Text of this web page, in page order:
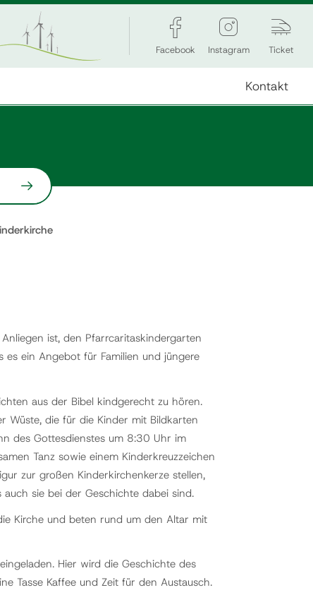
Facebook Instagram Ticket
Kontakt
ist, den Pfarrcaritaskindergarten
ein Angebot für Familien und jüngere
aus der Bibel kindgerecht zu hören.
Wüste, die für die Kinder mit Bildkarten
des Gottesdienstes um 8:30 Uhr im
Tanz sowie einem Kinderkreuzzeichen
zur großen Kinderkirchenkerze stellen,
sie bei der Geschichte dabei sind.
Kirche und beten rund um den Altar mit
Hier wird die Geschichte des
Tasse Kaffee und Zeit für den Austausch.